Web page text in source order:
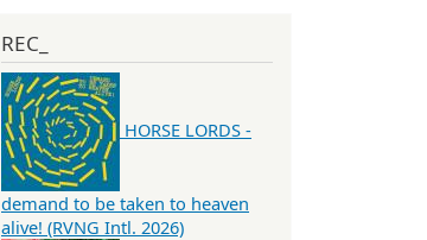
REC_
HORSE LORDS -
demand to be taken to heaven
alive! (RVNG Intl. 2026)